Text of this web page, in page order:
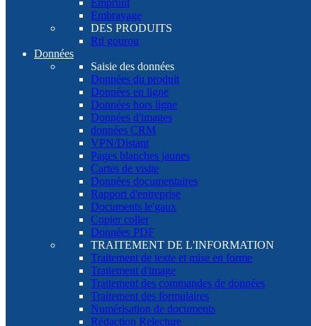
Emprunt
Embrayage
DES PRODUITS
Rti gourou
Données
Saisie des données
Données du produit
Données en ligne
Données hors ligne
Données d'images
données CRM
VPN/Distant
Pages blanches jaunes
Cartes de visite
Données documentaires
Rapport d'entreprise
Documents le'gaux
Copier coller
Données PDF
TRAITEMENT DE L'INFORMATION
Traitement de texte et mise en forme
Traitement d'image
Traitement des commandes de données
Traitement des formulaires
Numérisation de documents
Rédaction Relecture